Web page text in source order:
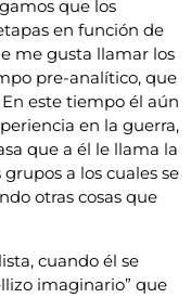
que los
en función de
me gusta llamar los
pre-analítico, que
este tiempo él aún
en la guerra,
que a él le llama la
a los cuales se
otras cosas que
cuando él se
imaginario” que